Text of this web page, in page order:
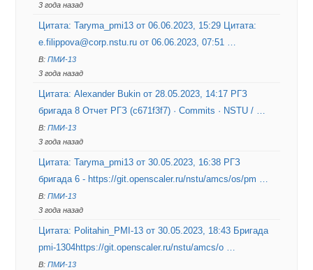
3 года назад
Цитата: Taryma_pmi13 от 06.06.2023, 15:29 Цитата:
e.filippova@corp.nstu.ru от 06.06.2023, 07:51 …
В:ПМИ-13
3 года назад
Цитата: Alexander Bukin от 28.05.2023, 14:17 РГЗ
бригада 8 Отчет РГЗ (c671f3f7) · Commits · NSTU / …
В:ПМИ-13
3 года назад
Цитата: Taryma_pmi13 от 30.05.2023, 16:38 РГЗ
бригада 6 - https://git.openscaler.ru/nstu/amcs/os/pm …
В:ПМИ-13
3 года назад
Цитата: Politahin_PMI-13 от 30.05.2023, 18:43 Бригада
pmi-1304https://git.openscaler.ru/nstu/amcs/o …
В:ПМИ-13